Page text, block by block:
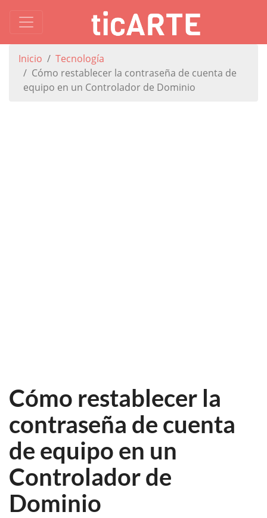
Inicio
Tecnología
Cómo restablecer la contraseña de cuenta de
equipo en un Controlador de Dominio
Cómo restablecer la
contraseña de cuenta
de equipo en un
Controlador de
Dominio